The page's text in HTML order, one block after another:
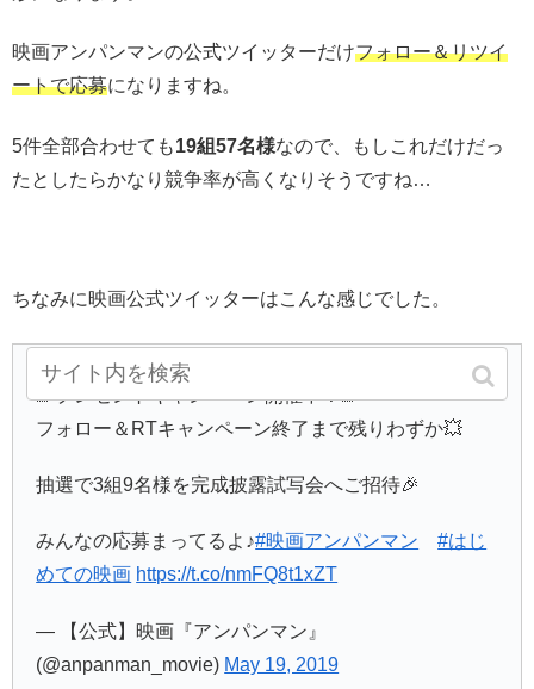
映画アンパンマンの公式ツイッターだけフォロー＆リツイ
ートで応募になりますね。
5件全部合わせても19組57名様なので、もしこれだけだっ
たとしたらかなり競争率が高くなりそうですね…
ちなみに映画公式ツイッターはこんな感じでした。
🌈プレゼントキャンペーン開催中！🌈
フォロー＆RTキャンペーン終了まで残りわずか💥
抽選で3組9名様を完成披露試写会へご招待🎉
みんなの応募まってるよ♪#映画アンパンマン
#はじ
めての映画 https://t.co/nmFQ8t1xZT
— 【公式】映画『アンパンマン』
(@anpanman_movie) May 19, 2019